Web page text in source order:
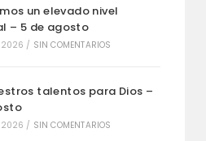
un elevado nivel
– 5 de agosto
2026 / SIN COMENTARIOS
talentos para Dios –
2026 / SIN COMENTARIOS